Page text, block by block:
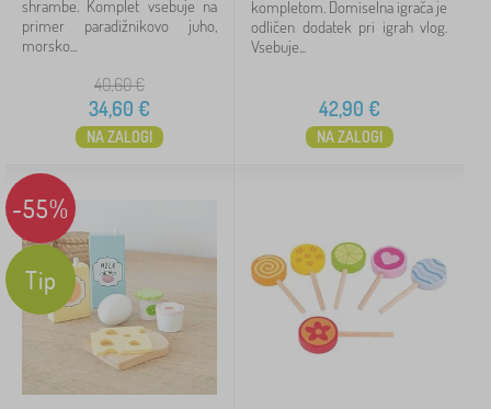
shrambe. Komplet vsebuje na
primer paradižnikovo juho,
morsko...
40,60€
34,60 €
NA ZALOGI
kompletom. Domiselna igrača je
odličen dodatek pri igrah vlog.
Vsebuje...
42,90 €
NA ZALOGI
-55%
Tip